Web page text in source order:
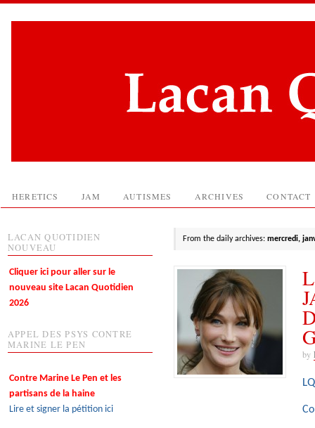
HERETICS JAM AUTISMES ARCHIVES CONTACT
From the daily archives: mercredi,
by
LACAN QUOTIDIEN
NOUVEAU
Cliquer ici pour aller sur le
nouveau site Lacan Quotidien
2026
APPEL DES PSYS CONTRE
MARINE LE PEN
Contre Marine Le Pen et les
partisans de la haine
Lire et signer la pétition ici